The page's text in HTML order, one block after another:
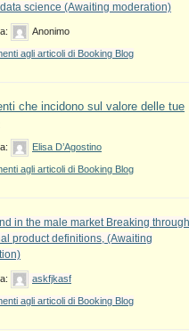
science (Awaiting moderation)
Anonimo
agli articoli di Booking Blog
che incidono sul valore delle tue
Elisa D’Agostino
agli articoli di Booking Blog
in the male market Breaking through
product definitions, (Awaiting
askfjkasf
agli articoli di Booking Blog